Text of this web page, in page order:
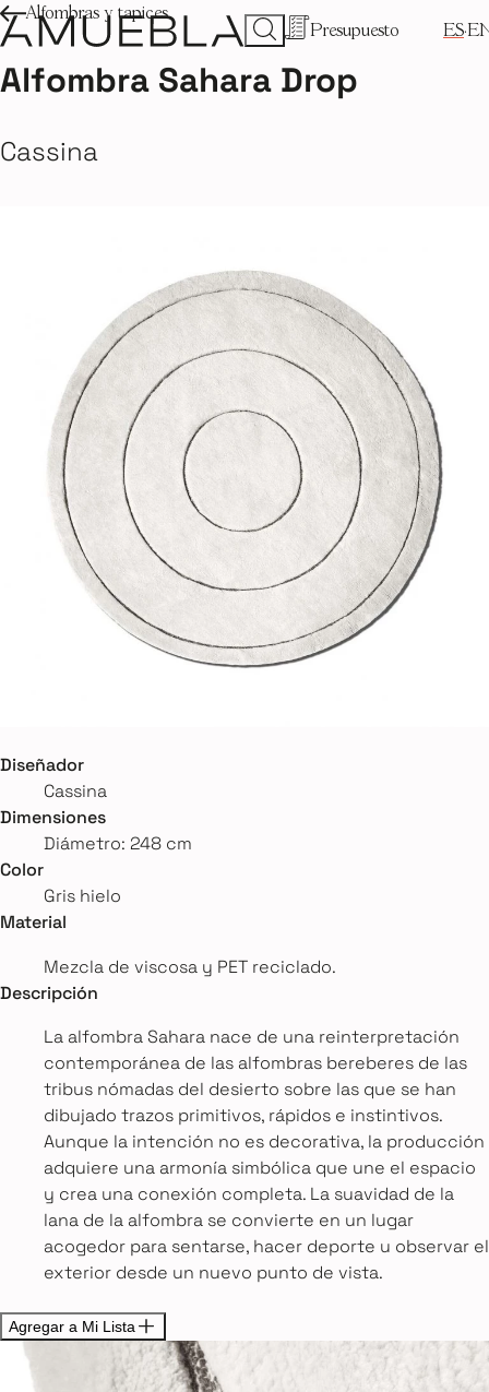
Presupuesto ES
Alfombras y tapices
Alfombra Sahara Drop
Cassina
Diseñador
Cassina
Dimensiones
Diámetro: 248 cm
Color
Gris hielo
Material
Mezcla de viscosa y PET reciclado.
Descripción
La alfombra Sahara nace de una reinterpretación
contemporánea de las alfombras bereberes de las
tribus nómadas del desierto sobre las que se han
dibujado trazos primitivos, rápidos e instintivos.
Aunque la intención no es decorativa, la producción
adquiere una armonía simbólica que une el espacio
y crea una conexión completa. La suavidad de la
lana de la alfombra se convierte en un lugar
acogedor para sentarse, hacer deporte u observar el
exterior desde un nuevo punto de vista.
Agregar a Mi Lista